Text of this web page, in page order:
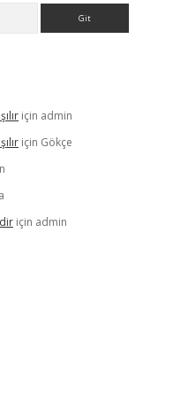
için admin
için Gökçe
için admin